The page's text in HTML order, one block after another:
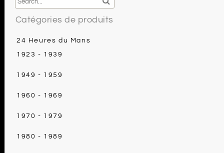
Catégories de produits
24 Heures du Mans
1923 - 1939
1949 - 1959
1960 - 1969
1970 - 1979
1980 - 1989